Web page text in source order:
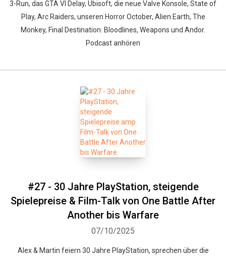
3-Run, das GTA VI Delay, Ubisoft, die neue Valve Konsole, State of
Play, Arc Raiders, unseren Horror October, Alien Earth, The
Monkey, Final Destination: Bloodlines, Weapons und Andor.
Podcast anhören
#27 - 30 Jahre PlayStation, steigende
Spielepreise & Film-Talk von One Battle After
Another bis Warfare
07/10/2025
Alex & Martin feiern 30 Jahre PlayStation, sprechen über die